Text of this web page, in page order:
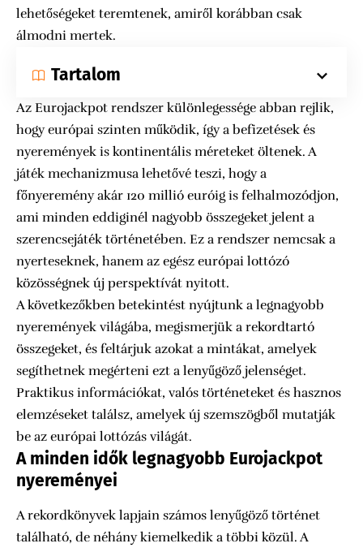
lehetőségeket teremtenek, amiről korábban csak
álmodni mertek.
Tartalom
Az Eurojackpot rendszer különlegessége abban rejlik,
hogy európai szinten működik, így a befizetések és
nyeremények is kontinentális méreteket öltenek. A
játék mechanizmusa lehetővé teszi, hogy a
főnyeremény akár 120 millió euróig is felhalmozódjon,
ami minden eddiginél nagyobb összegeket jelent a
szerencsejáték történetében. Ez a rendszer nemcsak a
nyerteseknek, hanem az egész európai lottózó
közösségnek új perspektívát nyitott.
A következőkben betekintést nyújtunk a legnagyobb
nyeremények világába, megismerjük a rekordtartó
összegeket, és feltárjuk azokat a mintákat, amelyek
segíthetnek megérteni ezt a lenyűgöző jelenséget.
Praktikus információkat, valós történeteket és hasznos
elemzéseket találsz, amelyek új szemszögből mutatják
be az európai lottózás világát.
A minden idők legnagyobb Eurojackpot
nyereményei
A rekordkönyvek lapjain számos lenyűgöző történet
található, de néhány kiemelkedik a többi közül. A